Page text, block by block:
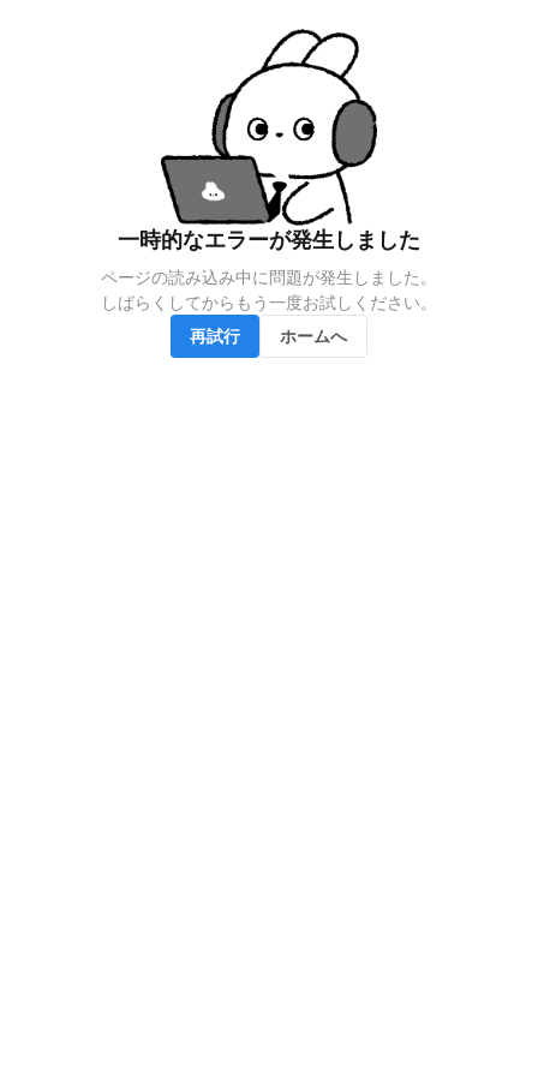
一時的なエラーが発生しました
ページの読み込み中に問題が発生しました。
しばらくしてからもう一度お試しください。
再試行
ホームへ